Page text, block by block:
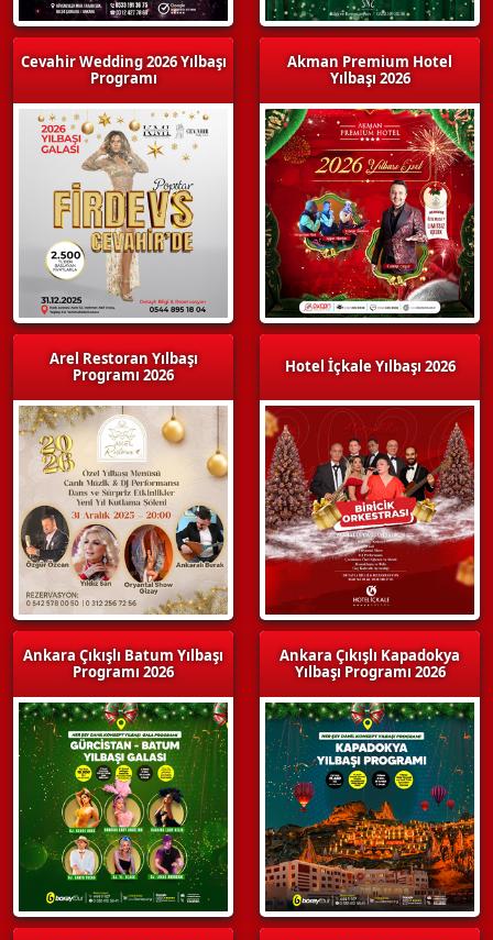
Cevahir Wedding 2026 Yılbaşı
Programı
Arel Restoran Yılbaşı
Programı 2026
Ankara Çıkışlı Batum Yılbaşı
Programı 2026
Akman Premium Hotel
Yılbaşı 2026
Hotel İçkale Yılbaşı 2026
Ankara Çıkışlı Kapadokya
Yılbaşı Programı 2026